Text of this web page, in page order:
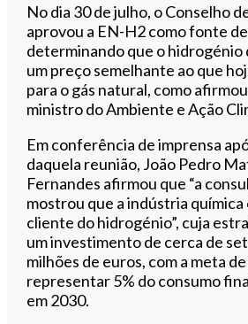
No dia 30 de julho, o Conselho
aprovou a EN-H2 como fonte
determinando que o
um preço semelhante ao que
para o gás natural, como
ministro do Ambiente e Ação
Em conferência de imprensa
daquela reunião, João Pedro
Fernandes afirmou que “a
mostrou que a indústria química
cliente do hidrogénio”, cuja
um investimento de cerca de
milhões de euros, com a meta
representar 5% do consumo
em 2030.